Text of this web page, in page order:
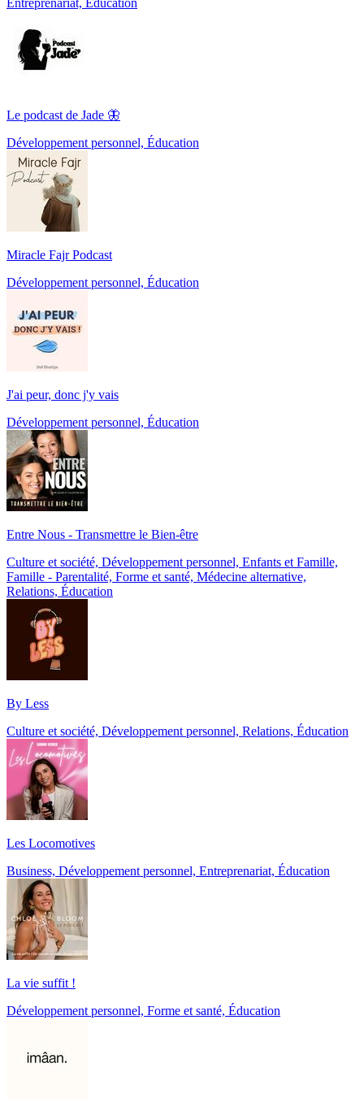
Entreprenariat, Éducation
Le podcast de Jade 🦋
Développement personnel, Éducation
Miracle Fajr Podcast
Développement personnel, Éducation
J'ai peur, donc j'y vais
Développement personnel, Éducation
Entre Nous - Transmettre le Bien-être
Culture et société, Développement personnel, Enfants et Famille,
Famille - Parentalité, Forme et santé, Médecine alternative,
Relations, Éducation
By Less
Culture et société, Développement personnel, Relations, Éducation
Les Locomotives
Business, Développement personnel, Entreprenariat, Éducation
La vie suffit !
Développement personnel, Forme et santé, Éducation